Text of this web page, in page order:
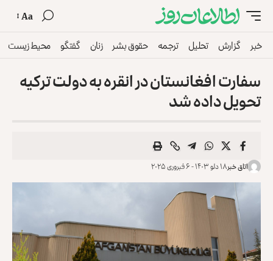
Aa
خبر گزارش تحلیل ترجمه حقوق بشر زنان گفتگو محیط زیست
سفارت افغانستان در انقره به دولت ترکیه
تحویل داده شد
اتاق خبر۱۸ دلو ۱۴۰۳ - ۶ فبروری ۲۰۲۵